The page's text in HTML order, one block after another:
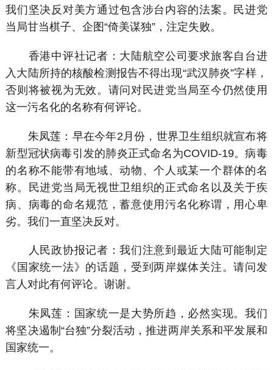
我们坚决反对美方通过包含涉台内容的法案。民进党
当局甘当棋子、企图“倚美谋独”，注定失败。
香港中评社记者：大陆航空公司要求旅客自台进
入大陆所持的核酸检测报告不得出现“武汉肺炎”字样，
否则将被视为无效。请问对民进党当局至今仍然使用
这一污名化的名称有何评论。
朱凤莲：早在今年2月份，世界卫生组织就宣布将
新型冠状病毒引发的肺炎正式命名为COVID-19。病毒
的名称不能带有地域、动物、个人或某一个群体的名
称。民进党当局无视世卫组织的正式命名以及关于疾
病、病毒的命名规范，蓄意使用污名化称谓，用心卑
劣。我们一直坚决反对。
人民政协报记者：我们注意到最近大陆可能制定
《国家统一法》的话题，受到两岸媒体关注。请问发
言人对此有何评论。谢谢。
朱凤莲：国家统一是大势所趋，必然实现。我们
将坚决遏制“台独”分裂活动，推进两岸关系和平发展和
国家统一。